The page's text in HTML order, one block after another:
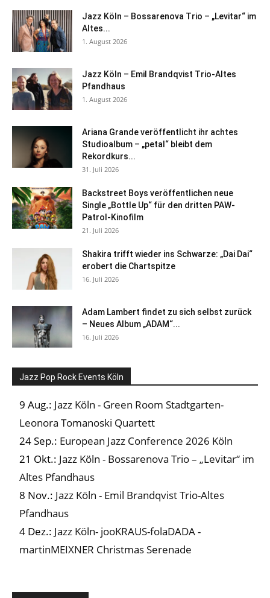
Jazz Köln – Bossarenova Trio – „Levitar“ im
Altes...
1. August 2026
Jazz Köln – Emil Brandqvist Trio-Altes
Pfandhaus
1. August 2026
Ariana Grande veröffentlicht ihr achtes
Studioalbum – „petal“ bleibt dem
Rekordkurs...
31. Juli 2026
Backstreet Boys veröffentlichen neue
Single „Bottle Up“ für den dritten PAW-
Patrol-Kinofilm
21. Juli 2026
Shakira trifft wieder ins Schwarze: „Dai Dai“
erobert die Chartspitze
16. Juli 2026
Adam Lambert findet zu sich selbst zurück
– Neues Album „ADAM“...
16. Juli 2026
Jazz Pop Rock Events Köln
9 Aug.: Jazz Köln - Green Room Stadtgarten-
Leonora Tomanoski Quartett
24 Sep.: European Jazz Conference 2026 Köln
21 Okt.: Jazz Köln - Bossarenova Trio – „Levitar“ im
Altes Pfandhaus
8 Nov.: Jazz Köln - Emil Brandqvist Trio-Altes
Pfandhaus
4 Dez.: Jazz Köln- jooKRAUS-folaDADA -
martinMEIXNER Christmas Serenade